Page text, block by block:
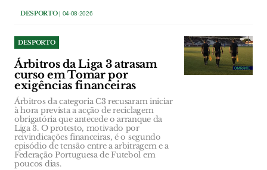
DESPORTO| 04-08-2026
DESPORTO
Árbitros da Liga 3 atrasam
curso em Tomar por
exigências financeiras
Árbitros da categoria C3 recusaram iniciar
à hora prevista a acção de reciclagem
obrigatória que antecede o arranque da
Liga 3. O protesto, motivado por
reivindicações financeiras, é o segundo
episódio de tensão entre a arbitragem e a
Federação Portuguesa de Futebol em
poucos dias.